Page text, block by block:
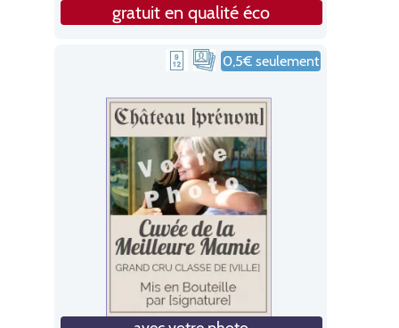
gratuit en qualité éco
0,5€ seulement